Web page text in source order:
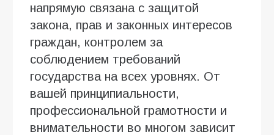
напрямую связана с защитой
закона, прав и законных интересов
граждан, контролем за
соблюдением требований
государства на всех уровнях. От
вашей принципиальности,
профессиональной грамотности и
внимательности во многом зависит